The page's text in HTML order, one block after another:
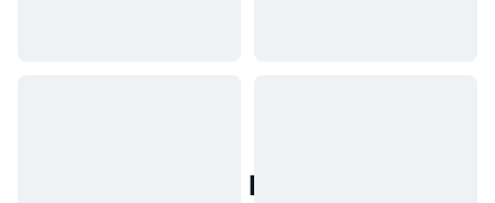
Actifs du Monde Réel Populaires